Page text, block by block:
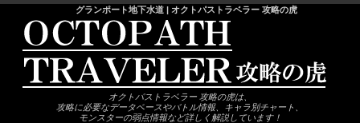
グランポート地下水道 | オクトパストラベラー 攻略の虎
オクトパストラベラー 攻略の虎は、
攻略に必要なデータベースやバトル情報、キャラ別チャート、
モンスターの弱点情報など詳しく解説しています！